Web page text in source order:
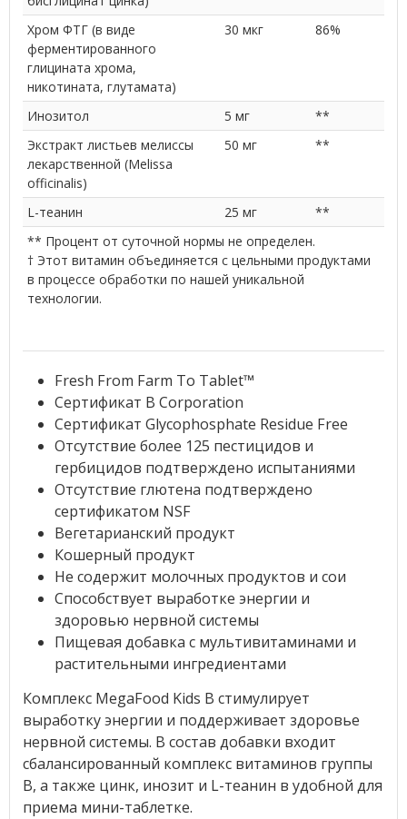
Хром ФТГ (в виде
ферментированного
глицината хрома,
никотината, глутамата)
30 мкг 86%
Инозитол 5 мг
**
Экстракт листьев мелиссы
лекарственной (Melissa
officinalis)
50 мг **
L-теанин 25 мг
**
** Процент от суточной нормы не определен.
† Этот витамин объединяется с цельными продуктами
в процессе обработки по нашей уникальной
технологии.
Fresh From Farm To Tablet™
Сертификат B Corporation
Сертификат Glycophosphate Residue Free
Отсутствие более 125 пестицидов и
гербицидов подтверждено испытаниями
Отсутствие глютена подтверждено
сертификатом NSF
Вегетарианский продукт
Кошерный продукт
Не содержит молочных продуктов и сои
Способствует выработке энергии и
здоровью нервной системы
Пищевая добавка с мультивитаминами и
растительными ингредиентами
Комплекс MegaFood Kids B стимулирует
выработку энергии и поддерживает здоровье
нервной системы. В состав добавки входит
сбалансированный комплекс витаминов группы
B, а также цинк, инозит и L-теанин в удобной для
приема мини-таблетке.